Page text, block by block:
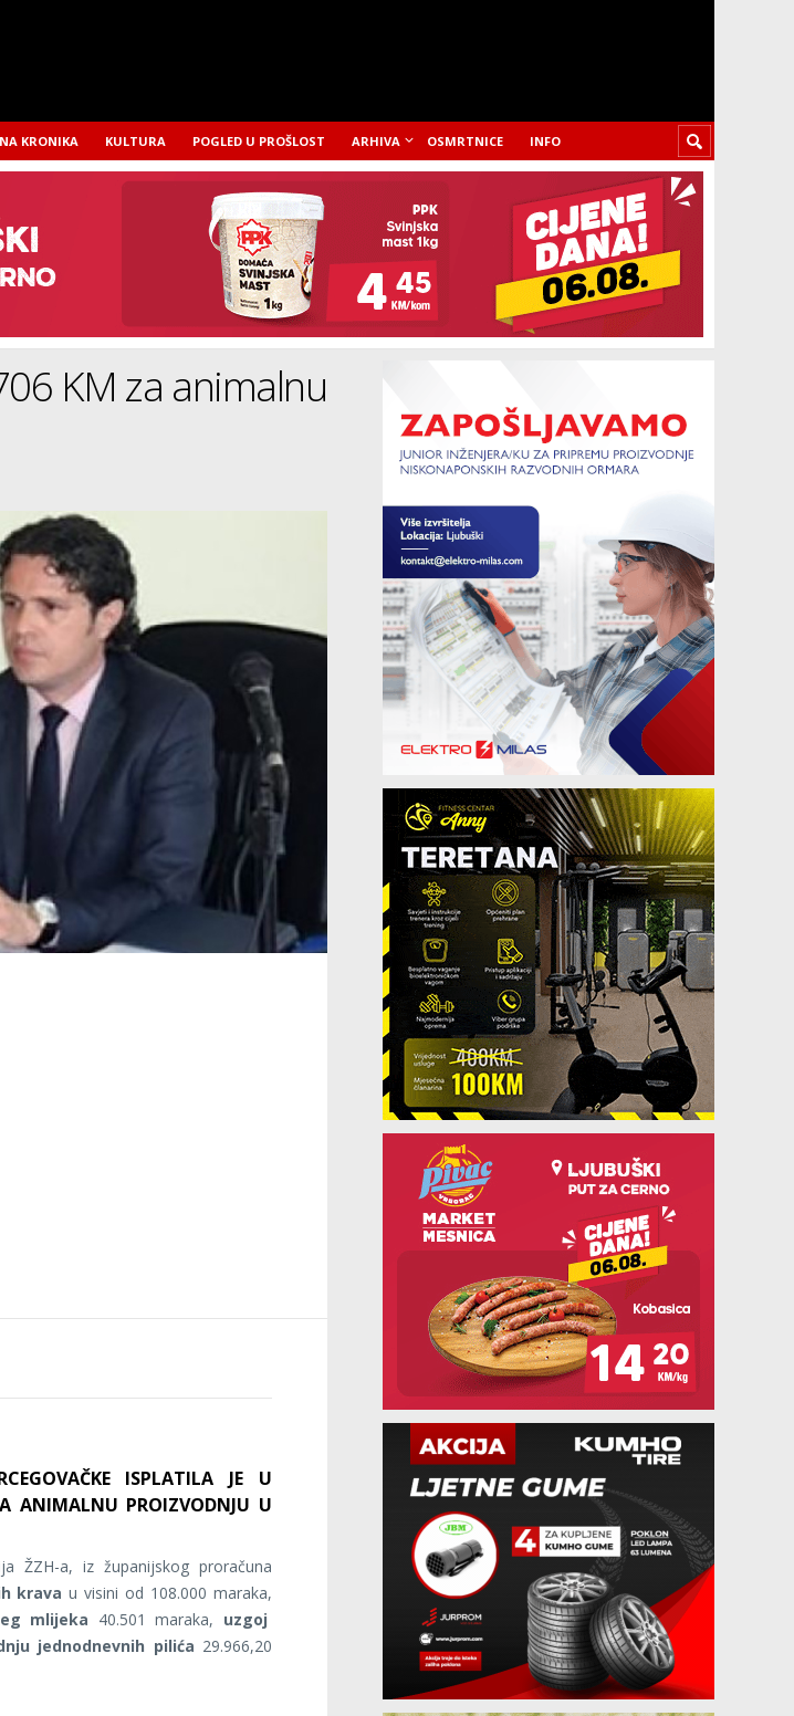
KRONIKA KULTURA POGLED U PROŠLOST ARHIVA OSMRTNICE INFO
KM za animalnu
ISPLATILA JE U
ANIMALNU PROIZVODNJU U
ŽZH-a, iz županijskog proračuna
krava u visini od 108.000 maraka,
mlijeka 40.501 maraka, uzgoj
jednodnevnih pilića 29.966,20